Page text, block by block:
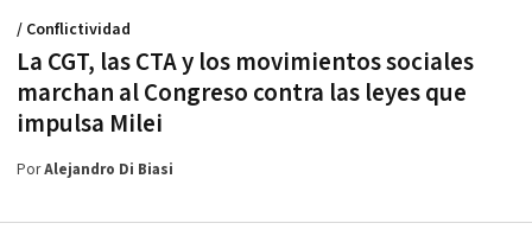
La CGT, las CTA y los movimientos sociales
marchan al Congreso contra las leyes que
impulsa Milei
/ Conflictividad
PorAlejandro Di Biasi